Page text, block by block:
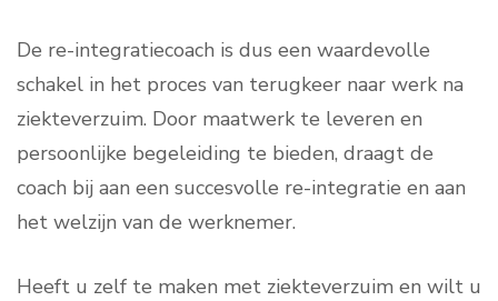
De re-integratiecoach is dus een waardevolle
schakel in het proces van terugkeer naar werk na
ziekteverzuim. Door maatwerk te leveren en
persoonlijke begeleiding te bieden, draagt de
coach bij aan een succesvolle re-integratie en aan
het welzijn van de werknemer.
Heeft u zelf te maken met ziekteverzuim en wilt u